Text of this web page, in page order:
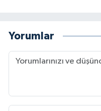
Yorumlar